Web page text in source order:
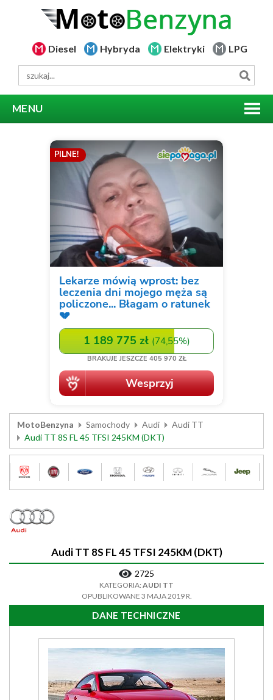
Diesel Hybryda Elektryki LPG
MENU
MotoBenzyna Samochody Audi
Audi TT
Audi TT 8S FL 45 TFSI 245KM (DKT)
Audi TT 8S FL 45 TFSI 245KM (DKT)
2725
KATEGORIA: AUDI TT
OPUBLIKOWANE 3 MAJA 2019 R.
DANE TECHNICZNE